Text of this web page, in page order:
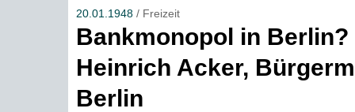
20.01.1948/ Freizeit
Bankmonopol in Berlin?
Heinrich Acker,
Berlin